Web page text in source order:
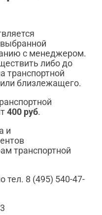
с менеджером.
либо до
транспортной
близлежащего.
400 руб.
и
транспортной
тел. 8 (495) 540-47-